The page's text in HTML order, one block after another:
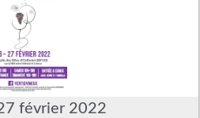
février 2022